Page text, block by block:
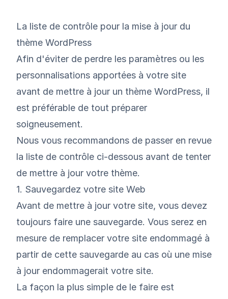
La liste de contrôle pour la mise à jour du
thème WordPress
Afin d'éviter de perdre les paramètres ou les
personnalisations apportées à votre site
avant de mettre à jour un thème WordPress, il
est préférable de tout préparer
soigneusement.
Nous vous recommandons de passer en revue
la liste de contrôle ci-dessous avant de tenter
de mettre à jour votre thème.
1. Sauvegardez votre site Web
Avant de mettre à jour votre site, vous devez
toujours faire une sauvegarde. Vous serez en
mesure de remplacer votre site endommagé à
partir de cette sauvegarde au cas où une mise
à jour endommagerait votre site.
La façon la plus simple de le faire est